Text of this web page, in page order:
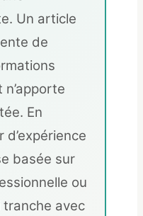
Un article
de
En
basée sur
ou
tranche avec